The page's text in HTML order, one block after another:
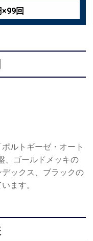
×99回
ルトギーゼ・オート
、ゴールドメッキの
ックス、ブラックの
ます。